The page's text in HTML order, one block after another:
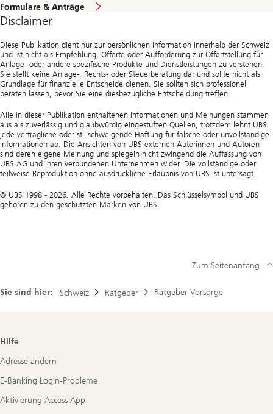
Formulare & Anträge
Disclaimer
Diese Publikation dient nur zur persönlichen Information innerhalb der Schweiz
und ist nicht als Empfehlung, Offerte oder Aufforderung zur Offertstellung für
Anlage- oder andere spezifische Produkte und Dienstleistungen zu verstehen.
Sie stellt keine Anlage-, Rechts- oder Steuerberatung dar und sollte nicht als
Grundlage für finanzielle Entscheide dienen. Sie sollten sich professionell
beraten lassen, bevor Sie eine diesbezügliche Entscheidung treffen.
Alle in dieser Publikation enthaltenen Informationen und Meinungen stammen
aus als zuverlässig und glaubwürdig eingestuften Quellen, trotzdem lehnt UBS
jede vertragliche oder stillschweigende Haftung für falsche oder unvollständige
Informationen ab. Die Ansichten von UBS-externen Autorinnen und Autoren
sind deren eigene Meinung und spiegeln nicht zwingend die Auffassung von
UBS AG und ihren verbundenen Unternehmen wider. Die vollständige oder
teilweise Reproduktion ohne ausdrückliche Erlaubnis von UBS ist untersagt.
© UBS 1998 - 2026. Alle Rechte vorbehalten. Das Schlüsselsymbol und UBS
gehören zu den geschützten Marken von UBS.
Sie sind hier: Schweiz Ratgeber Ratgeber Vorsorge
Zum Seitenanfang
Footer
Hilfe
Adresse ändern
E-Banking Login-Probleme
Aktivierung Access App